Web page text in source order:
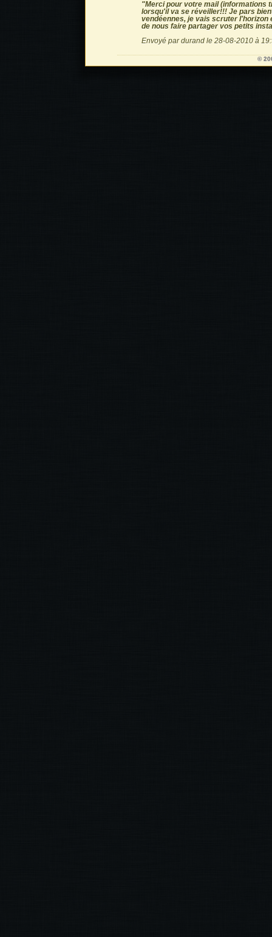
"Merci pour votre mail (informations
lorsqu'il va se réveiller!!! Je pars
vendéennes, je vais scruter l'horizon
de nous faire partager vos petits
Envoyé par durand le 28-08-2010 à
©